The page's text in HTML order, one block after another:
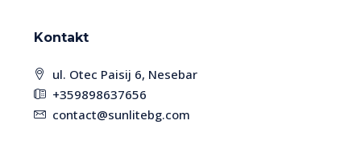
Kontakt
ul. Otec Paisij 6, Nesebar
+359898637656
contact@sunlitebg.com